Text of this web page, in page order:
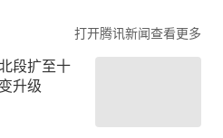
打开腾讯新闻查看更多
段扩至十
升级